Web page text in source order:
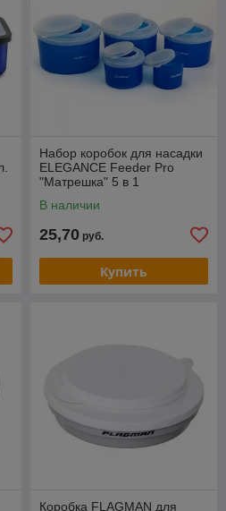
Набор коробок для насадки
ELEGANCE Feeder Pro
"Матрешка" 5 в 1
В наличии
25,70 руб.
Купить
Коробка FLAGMAN для